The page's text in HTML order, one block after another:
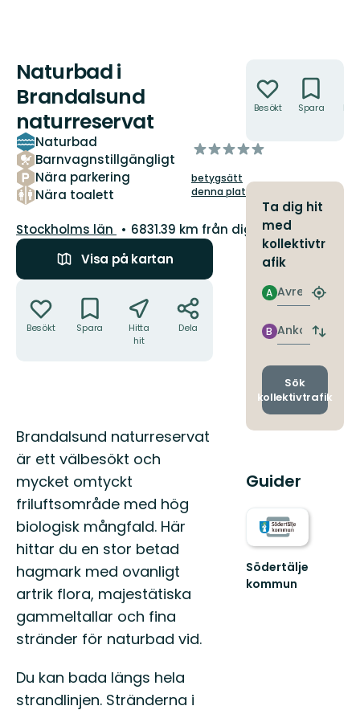
Naturbad i
Brandalsund
naturreservat
Naturbad
Barnvagnstillgängligt
Nära parkering
Nära toalett
av
stjärnor
betygsätt
denna plats!
Län:
Stockholms län
6831.39 km från dig
Visa på kartan
Besökt Spara
Hitta
hit
Dela
Beskrivning
Brandalsund naturreservat
är ett välbesökt och
mycket omtyckt
friluftsområde med hög
biologisk mångfald. Här
hittar du en stor betad
hagmark med ovanligt
artrik flora, majestätiska
gammeltallar och fina
stränder för naturbad vid.
Du kan bada längs hela
strandlinjen. Stränderna i
Besökt Spara
Ta dig hit
med
kollektivtr
afik
Avresa
A
Hitta
Ankomst
B
Byt
och
Sök
kollektivtrafik
Guider
Södertälje
kommun